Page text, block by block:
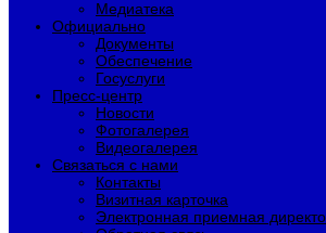
Медиатека
Официально
Документы
Обеспечение
Госуслуги
Пресс-центр
Новости
Фотогалерея
Видеогалерея
Связаться с нами
Контакты
Визитная карточка
Электронная приемная